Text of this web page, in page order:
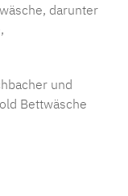
darunter
und
Bettwäsche